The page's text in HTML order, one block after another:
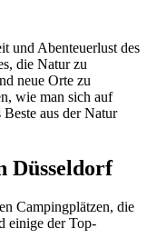
und Abenteuerlust des
die Natur zu
neue Orte zu
wie man sich auf
aus der Natur
Düsseldorf
Campingplätzen, die
einige der Top-